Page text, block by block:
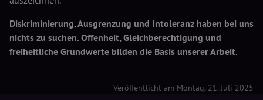
Diskriminierung, Ausgrenzung und Intoleranz haben bei uns
nichts zu suchen. Offenheit, Gleichberechtigung und
freiheitliche Grundwerte bilden die Basis unserer Arbeit.
Veröffentlicht am Montag, 21. Juli 2025